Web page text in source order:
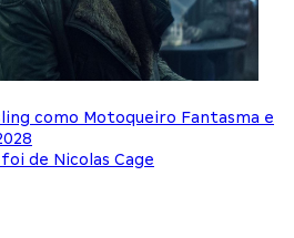
como Motoqueiro Fantasma e
de Nicolas Cage